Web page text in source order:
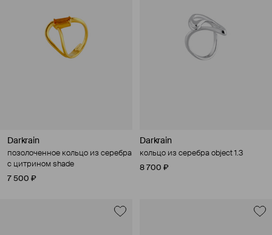
Darkrain
позолоченное кольцо из серебра
с цитрином shade
7 500 ₽
Darkrain
кольцо из серебра object 1.3
8 700 ₽